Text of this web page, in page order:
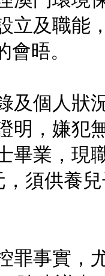
立及職能
晤。
個人狀
，嫌犯
業，現職
須供養
事實，